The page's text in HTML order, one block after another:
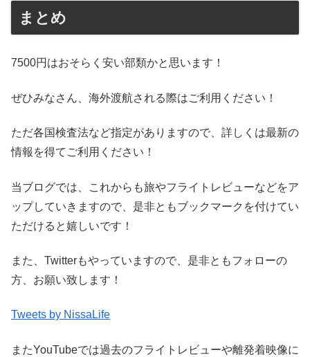
まとめ
7500円はおそらく安い部類かと思います！
ぜひみなさん、海外渡航される際はご利用ください！
ただ各国検査法など指定がありますので、詳しくは最新の
情報を得てご利用ください！
当ブログでは、これからも旅やフライトレビューなどをア
ップしていきますので、是非ともブックマークを付けてい
ただけると嬉しいです！
また、Twitterもやっていますので、是非ともフォローの
方、お願い致します！
Tweets by NissaLife
またYouTubeでは過去のフライトレビューや離発着映像に